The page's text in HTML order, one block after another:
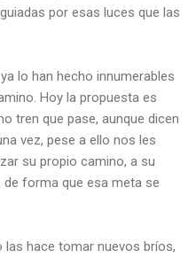
por esas luces que las
lo han hecho innumerables
Hoy la propuesta es
tren que pase, aunque dicen
vez, pese a ello nos les
su propio camino, a su
forma que esa meta se
las hace tomar nuevos bríos,